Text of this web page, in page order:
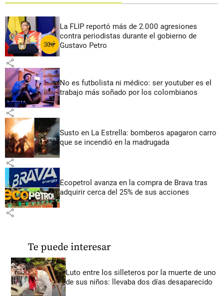
La FLIP reportó más de 2.000 agresiones
contra periodistas durante el gobierno de
Gustavo Petro
share
No es futbolista ni médico: ser youtuber es el
trabajo más soñado por los colombianos
share
Susto en La Estrella: bomberos apagaron carro
que se incendió en la madrugada
share
Ecopetrol avanza en la compra de Brava tras
adquirir cerca del 25% de sus acciones
share
Te puede interesar
Luto entre los silleteros por la muerte de uno
de sus niños: llevaba dos días desaparecido